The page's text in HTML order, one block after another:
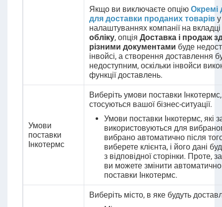
Якщо ви виключаєте опцію Окремі
для доставки проданих товаріву
налаштуваннях компанії на вкладці
обліку, опція Доставка і продаж
різними документами буде
інвойсі, а створення доставлення
недоступним, оскільки інвойси
функції доставлень.
Умови
поставки
Інкотермс
Виберіть умови поставки Інкотермс,
стосуються вашої бізнес-ситуації.
Умови поставки Інкотермс, які
використовуються для
вибрано автоматично після
виберете клієнта, і його дані
з відповідної сторінки. Проте,
ви можете змінити
поставки Інкотермс.
Виберіть місто, в яке будуть